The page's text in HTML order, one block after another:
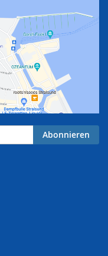
Abonnieren